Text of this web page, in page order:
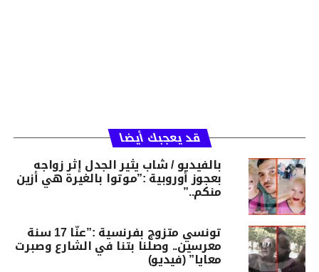
قد يعجبك أيضا
بالفيديو / شاب يثير الجدل إثر زواجه
بعجوز أوروبية :”موتوا بالغيرة هي أزين
منكم..”
تونسي متزوج بفرنسية :”عنّا 17 سنة
معرسين.. وصلنا بتنا في الشارع وصبرت
معايا” (فيديو)